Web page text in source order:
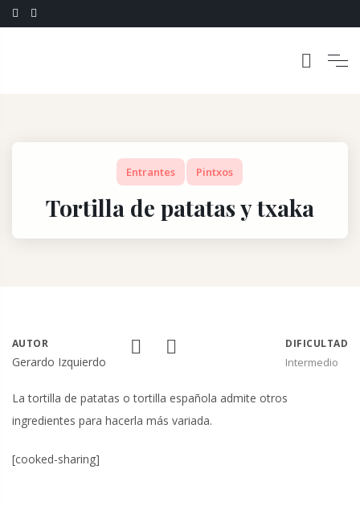
Entrantes Pintxos
Tortilla de patatas y txaka
AUTOR
Gerardo Izquierdo
DIFICULTAD
Intermedio
La tortilla de patatas o tortilla española admite otros
ingredientes para hacerla más variada.
[cooked-sharing]